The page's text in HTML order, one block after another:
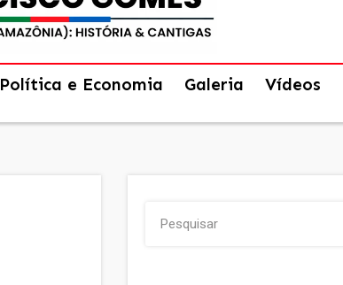
Política e Economia Galeria Vídeos